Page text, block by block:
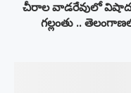
చీరాల వాడరేవులో విషాదం
గల్లంతు ..